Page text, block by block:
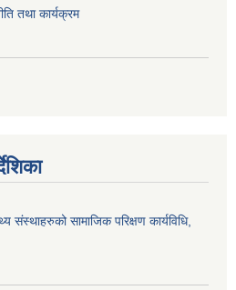
तथा कार्यक्रम
संस्थाहरुको सामाजिक परिक्षण कार्यविधि,